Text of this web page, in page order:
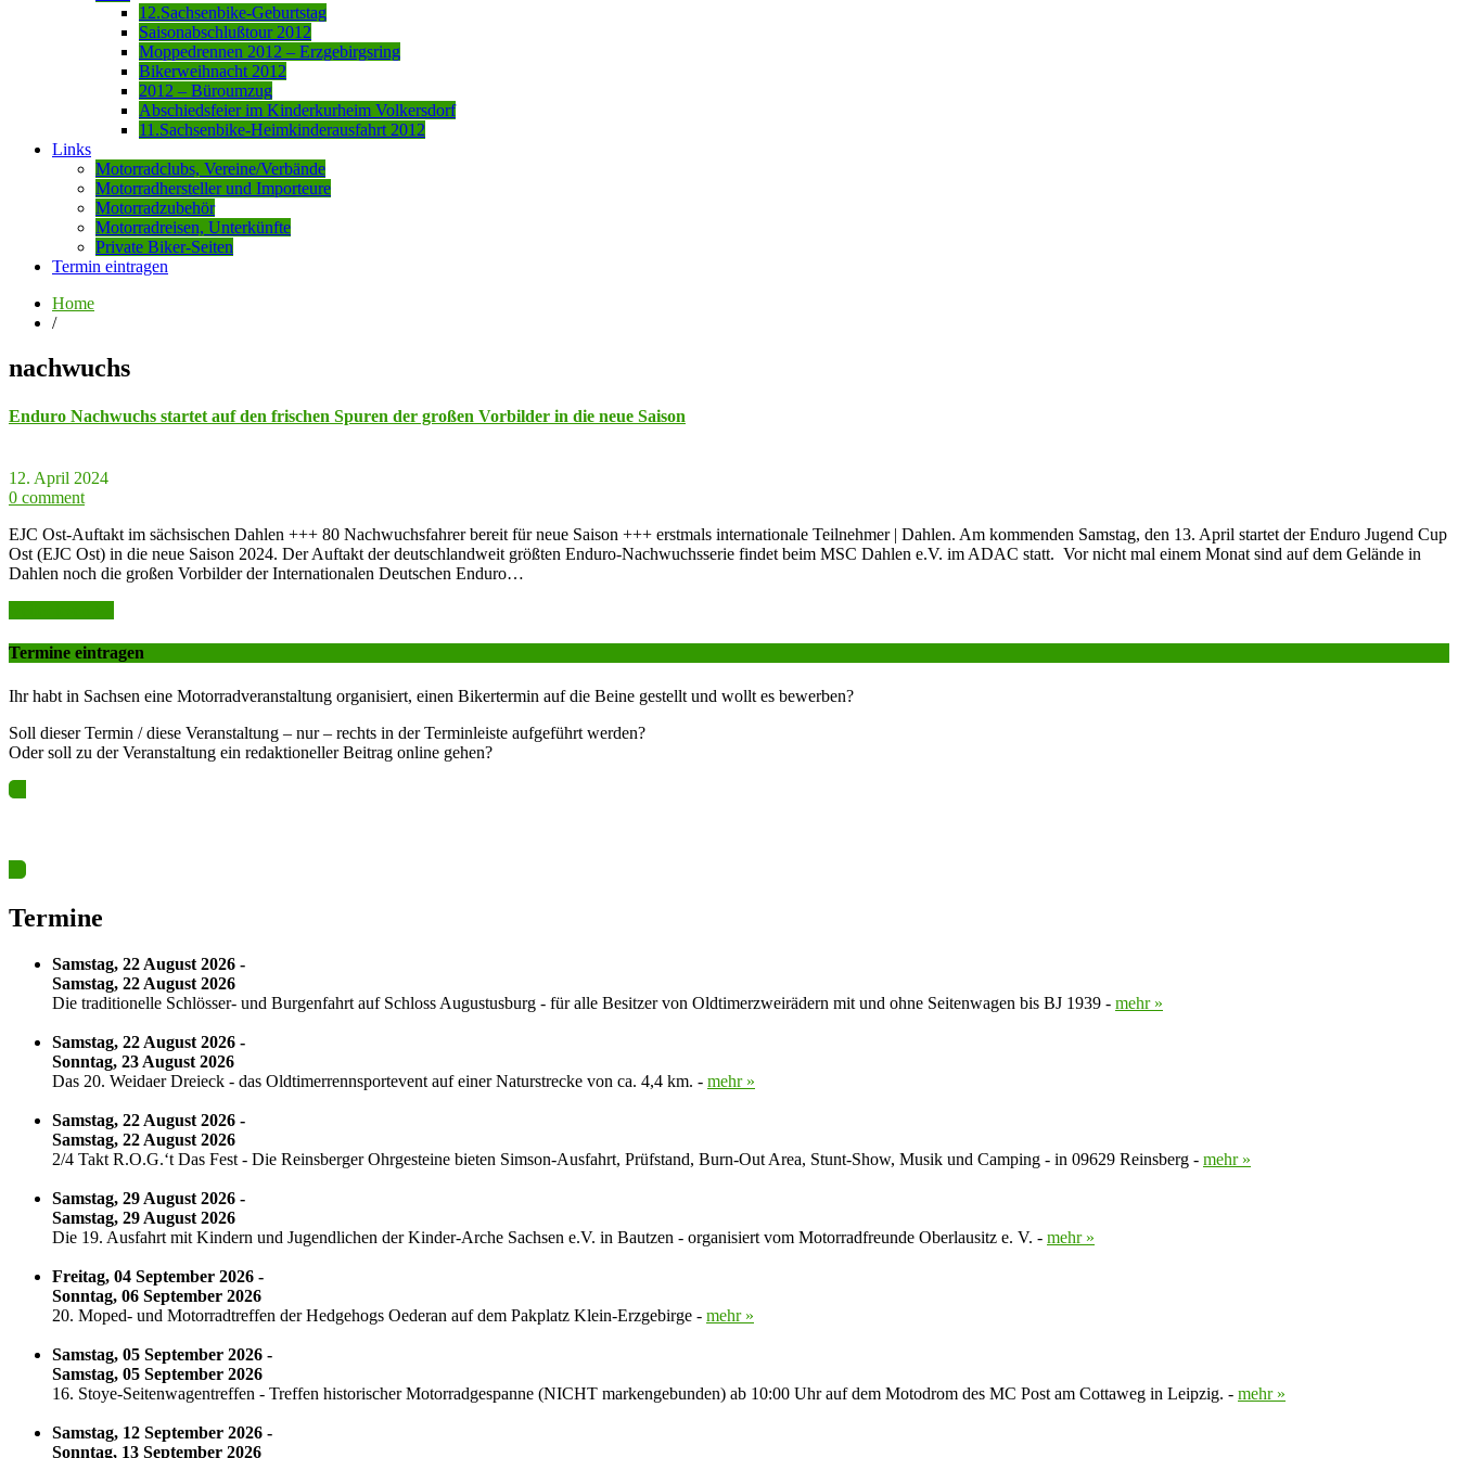
12.Sachsenbike-Geburtstag
Saisonabschlußtour 2012
Moppedrennen 2012 – Erzgebirgsring
Bikerweihnacht 2012
2012 – Büroumzug
Abschiedsfeier im Kinderkurheim Volkersdorf
11.Sachsenbike-Heimkinderausfahrt 2012
Links
Motorradclubs, Vereine/Verbände
Motorradhersteller und Importeure
Motorradzubehör
Motorradreisen, Unterkünfte
Private Biker-Seiten
Termin eintragen
Home
/
nachwuchs
Enduro Nachwuchs startet auf den frischen Spuren der großen Vorbilder in die neue Saison
12. April 2024
0 comment
EJC Ost-Auftakt im sächsischen Dahlen +++ 80 Nachwuchsfahrer bereit für neue Saison +++ erstmals internationale Teilnehmer | Dahlen. Am kommenden Samstag, den 13. April startet der Enduro Jugend Cup
Ost (EJC Ost) in die neue Saison 2024. Der Auftakt der deutschlandweit größten Enduro-Nachwuchsserie findet beim MSC Dahlen e.V. im ADAC statt. Vor nicht mal einem Monat sind auf dem Gelände in
Dahlen noch die großen Vorbilder der Internationalen Deutschen Enduro…
Termine eintragen
Ihr habt in Sachsen eine Motorradveranstaltung organisiert, einen Bikertermin auf die Beine gestellt und wollt es bewerben?
Soll dieser Termin / diese Veranstaltung – nur – rechts in der Terminleiste aufgeführt werden?
Oder soll zu der Veranstaltung ein redaktioneller Beitrag online gehen?
Termine
Samstag, 22 August 2026 -
Samstag, 22 August 2026
Die traditionelle Schlösser- und Burgenfahrt auf Schloss Augustusburg - für alle Besitzer von Oldtimerzweirädern mit und ohne Seitenwagen bis BJ 1939 - mehr »
Samstag, 22 August 2026 -
Sonntag, 23 August 2026
Das 20. Weidaer Dreieck - das Oldtimerrennsportevent auf einer Naturstrecke von ca. 4,4 km. - mehr »
Samstag, 22 August 2026 -
Samstag, 22 August 2026
2/4 Takt R.O.G.‘t Das Fest - Die Reinsberger Ohrgesteine bieten Simson-Ausfahrt, Prüfstand, Burn-Out Area, Stunt-Show, Musik und Camping - in 09629 Reinsberg - mehr »
Samstag, 29 August 2026 -
Samstag, 29 August 2026
Die 19. Ausfahrt mit Kindern und Jugendlichen der Kinder-Arche Sachsen e.V. in Bautzen - organisiert vom Motorradfreunde Oberlausitz e. V. - mehr »
Freitag, 04 September 2026 -
Sonntag, 06 September 2026
20. Moped- und Motorradtreffen der Hedgehogs Oederan auf dem Pakplatz Klein-Erzgebirge - mehr »
Samstag, 05 September 2026 -
Samstag, 05 September 2026
16. Stoye-Seitenwagentreffen - Treffen historischer Motorradgespanne (NICHT markengebunden) ab 10:00 Uhr auf dem Motodrom des MC Post am Cottaweg in Leipzig. - mehr »
Samstag, 12 September 2026 -
Sonntag, 13 September 2026